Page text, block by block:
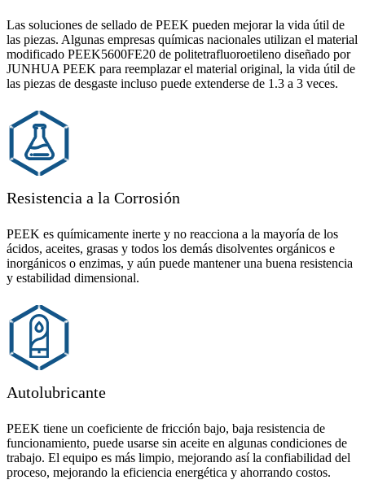
Las soluciones de sellado de PEEK pueden mejorar la vida útil de
las piezas. Algunas empresas químicas nacionales utilizan el material
modificado PEEK5600FE20 de politetrafluoroetileno diseñado por
JUNHUA PEEK para reemplazar el material original, la vida útil de
las piezas de desgaste incluso puede extenderse de 1.3 a 3 veces.
Resistencia a la Corrosión
PEEK es químicamente inerte y no reacciona a la mayoría de los
ácidos, aceites, grasas y todos los demás disolventes orgánicos e
inorgánicos o enzimas, y aún puede mantener una buena resistencia
y estabilidad dimensional.
Autolubricante
PEEK tiene un coeficiente de fricción bajo, baja resistencia de
funcionamiento, puede usarse sin aceite en algunas condiciones de
trabajo. El equipo es más limpio, mejorando así la confiabilidad del
proceso, mejorando la eficiencia energética y ahorrando costos.